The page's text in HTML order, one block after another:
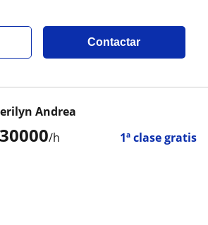
Contactar
30000/h 1ª clase gratis
Andrea